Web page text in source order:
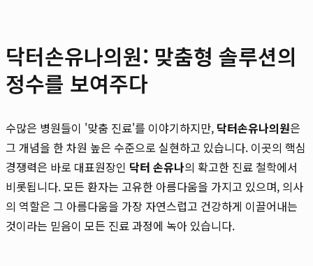
닥터손유나의원: 맞춤형 솔루션의
정수를 보여주다
수많은 병원들이 '맞춤 진료'를 이야기하지만, 닥터손유나의원은
그 개념을 한 차원 높은 수준으로 실현하고 있습니다. 이곳의 핵심
경쟁력은 바로 대표원장인 닥터 손유나의 확고한 진료 철학에서
비롯됩니다. 모든 환자는 고유한 아름다움을 가지고 있으며, 의사
의 역할은 그 아름다움을 가장 자연스럽고 건강하게 이끌어내는
것이라는 믿음이 모든 진료 과정에 녹아 있습니다.